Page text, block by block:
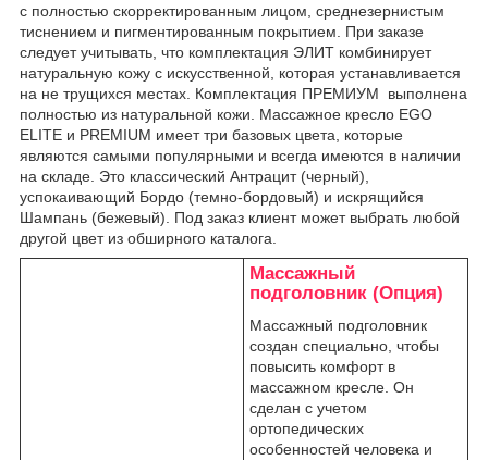
с полностью скорректированным лицом, среднезернистым
тиснением и пигментированным покрытием. При заказе
следует учитывать, что комплектация ЭЛИТ комбинирует
натуральную кожу с искусственной, которая устанавливается
на не трущихся местах. Комплектация ПРЕМИУМ выполнена
полностью из натуральной кожи. Массажное кресло EGO
ELITE и PREMIUM имеет три базовых цвета, которые
являются самыми популярными и всегда имеются в наличии
на складе. Это классический Антрацит (черный),
успокаивающий Бордо (темно-бордовый) и искрящийся
Шампань (бежевый). Под заказ клиент может выбрать любой
другой цвет из обширного каталога.
Массажный
подголовник (Опция)
Массажный подголовник
создан специально, чтобы
повысить комфорт в
массажном кресле. Он
сделан с учетом
ортопедических
особенностей человека и